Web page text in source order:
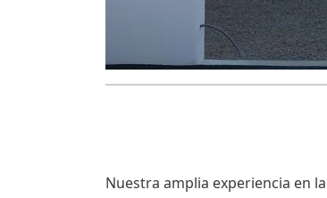
Nuestra amplia experiencia en la